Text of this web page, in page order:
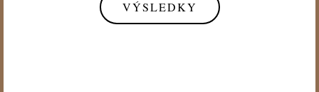
VÝSLEDKY